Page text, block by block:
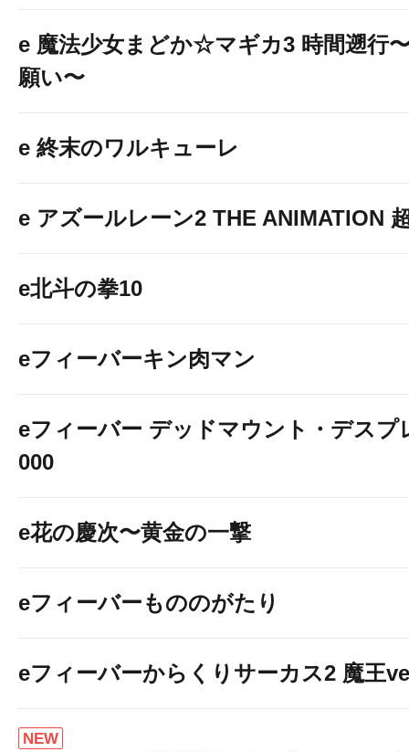
e 魔法少女まどか☆マギカ3 時間遡行
願い〜
e 終末のワルキューレ
e アズールレーン2 THE ANIMATION
e北斗の拳10
eフィーバーキン肉マン
eフィーバー デッドマウント・デスプ
000
e花の慶次〜黄金の一撃
eフィーバーもののがたり
eフィーバーからくりサーカス2 魔王
NEW